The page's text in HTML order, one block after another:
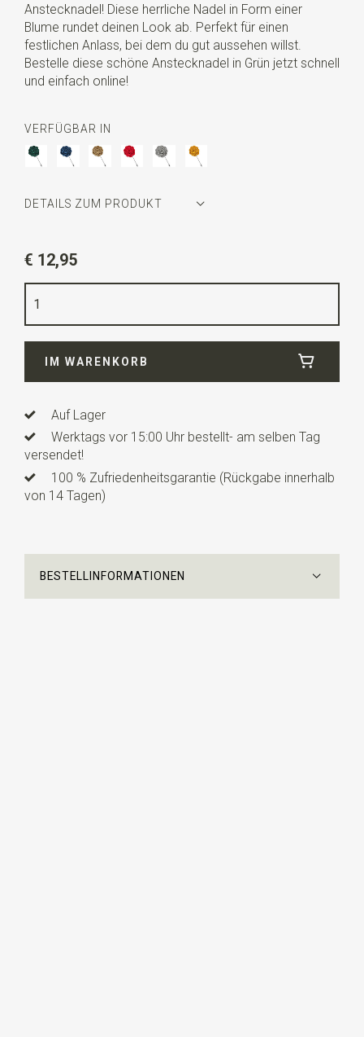
Anstecknadel! Diese herrliche Nadel in Form einer
Blume rundet deinen Look ab. Perfekt für einen
festlichen Anlass, bei dem du gut aussehen willst.
Bestelle diese schöne Anstecknadel in Grün jetzt schnell
und einfach online!
VERFÜGBAR IN
DETAILS ZUM PRODUKT
Farbe
Qualität
€ 12,95
IM WARENKORB
Auf Lager
Werktags vor 15:00 Uhr bestellt- am selben Tag
versendet!
100 % Zufriedenheitsgarantie (Rückgabe innerhalb
von 14 Tagen)
BESTELLINFORMATIONEN